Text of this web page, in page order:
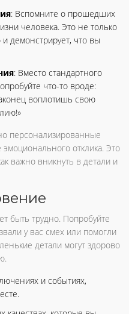
: Вспомните о прошедших
человека. Это не только
демонстрирует, что вы
: Вместо стандартного
что-то вроде:
воплотишь свою
персонализированные
отклика. Это
важно вникнуть в детали и
быть трудно. Попробуйте
у вас смех или помогли
детали могут здорово
и событиях,